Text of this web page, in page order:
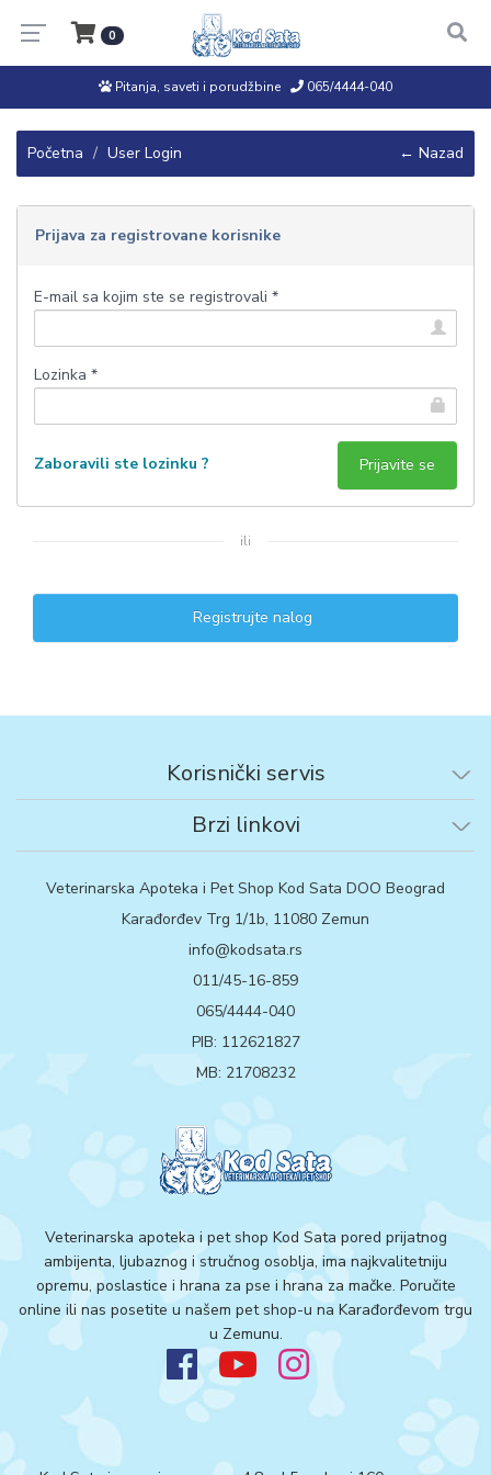
0
Pitanja, saveti i porudžbine 065/4444-040
Početna User Login ← Nazad
Prijava za registrovane korisnike
E-mail sa kojim ste se registrovali *
Lozinka *
Zaboravili ste lozinku ?
ili
Registrujte nalog
Korisnički servis
Brzi linkovi
Veterinarska Apoteka i Pet Shop Kod Sata DOO Beograd
Karađorđev Trg 1/1b, 11080 Zemun
info@kodsata.rs
011/45-16-859
065/4444-040
PIB: 112621827
MB: 21708232
Veterinarska apoteka i pet shop Kod Sata pored prijatnog
ambijenta, ljubaznog i stručnog osoblja, ima najkvalitetniju
opremu, poslastice i hrana za pse i hrana za mačke. Poručite
online ili nas posetite u našem pet shop-u na Karađorđevom trgu
u Zemunu.